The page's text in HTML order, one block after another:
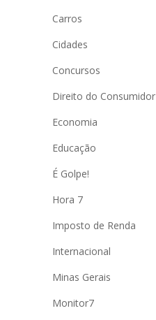
Carros
Cidades
Concursos
Direito do Consumidor
Economia
Educação
É Golpe!
Hora 7
Imposto de Renda
Internacional
Minas Gerais
Monitor7